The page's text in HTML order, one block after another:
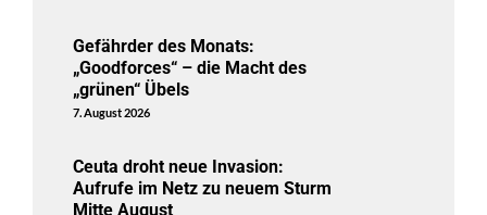
Gefährder des Monats:
„Goodforces“ – die Macht des
„grünen“ Übels
7. August 2026
Ceuta droht neue Invasion:
Aufrufe im Netz zu neuem Sturm
Mitte August